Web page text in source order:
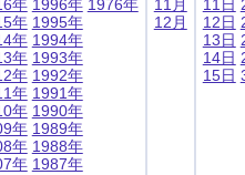
年
年
年
年
年
年
年
年
年
年
1996年
1995年
1994年
1993年
1992年
1991年
1990年
1989年
1988年
1987年
1976年
11月
12月
11日
12日
13日
14日
15日